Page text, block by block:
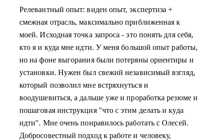
Релевантный опыт: виден опыт, экспертиза +
смежная отрасль, максимально приближенная к
моей. Исходная точка запроса - это понять для себя,
кто я и куда мне идти. У меня большой опыт работы,
но на фоне выгорания были потеряны ориентиры и
установки. Нужен был свежий независимый взгляд,
который позволил мне встряхнуться и
воодушевиться, а дальше уже и проработка резюме и
пошаговая инструкция "что с этим делать и куда
идти". Мне очень понравилось работать с Олесей.
Добросовестный подход к работе и человеку,